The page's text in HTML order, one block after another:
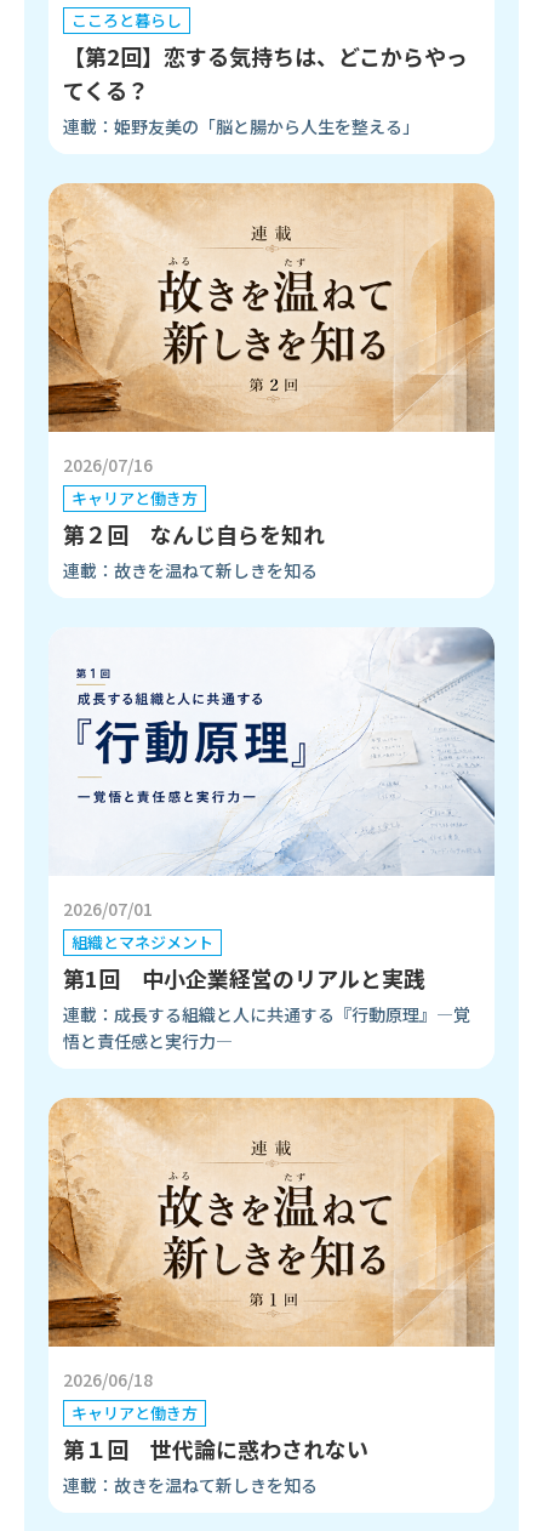
こころと暮らし
【第2回】恋する気持ちは、どこからやっ
てくる？
連載：姫野友美の「脳と腸から人生を整える」
2026/07/16
キャリアと働き方
第２回 なんじ自らを知れ
連載：故きを温ねて新しきを知る
2026/07/01
組織とマネジメント
第1回 中小企業経営のリアルと実践
連載：成長する組織と人に共通する『行動原理』―覚
悟と責任感と実行力―
2026/06/18
キャリアと働き方
第１回 世代論に惑わされない
連載：故きを温ねて新しきを知る